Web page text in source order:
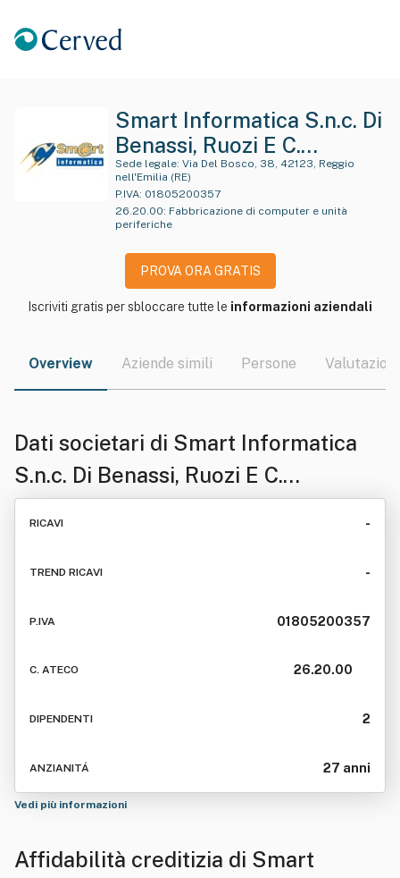
Smart Informatica S.n.c. Di
Benassi, Ruozi E C.
Abbreviabile Ove
Consentito In Smart
Informatica S.n.c.
Sede legale:
nell'Emilia (RE)
P.IVA: 01805200357
26.20.00: Fabbricazione di computer e unità
periferiche
PROVA ORA GRATIS
Iscriviti gratis per sbloccare tutte le informazioni aziendali
Overview Aziende simili Persone Valutazioni
Dati societari di Smart Informatica
S.n.c. Di Benassi, Ruozi E C.
Abbreviabile Ove Consentito In
RICAVI -
TREND RICAVI -
P.IVA 01805200357
C. ATECO 26.20.00
DIPENDENTI 2
ANZIANITÁ 27 anni
Vedi più informazioni
Affidabilità creditizia di Smart